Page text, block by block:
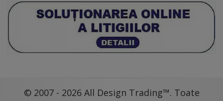
© 2007 - 2026 All Design Trading™. Toate